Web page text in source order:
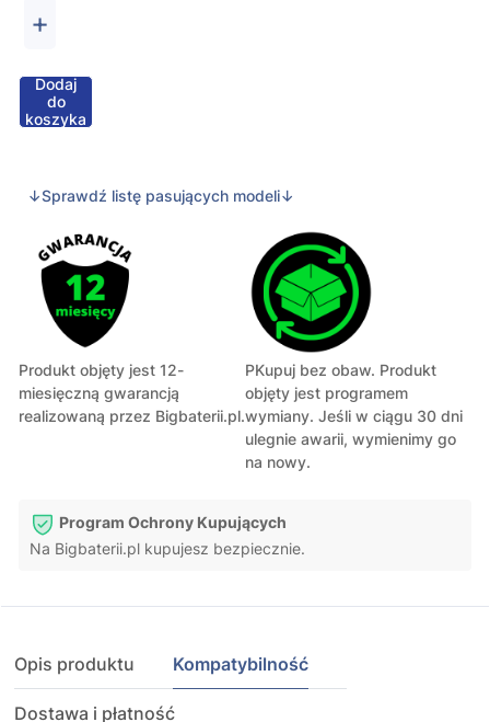
+
Dodaj
do
koszyka
↓Sprawdź listę pasujących modeli↓
Produkt objęty jest 12-
miesięczną gwarancją
realizowaną przez Bigbaterii.pl.
PKupuj bez obaw. Produkt
objęty jest programem
wymiany. Jeśli w ciągu 30 dni
ulegnie awarii, wymienimy go
na nowy.
Program Ochrony Kupujących
Na Bigbaterii.pl kupujesz bezpiecznie.
Opis produktu Kompatybilność
Dostawa i płatność